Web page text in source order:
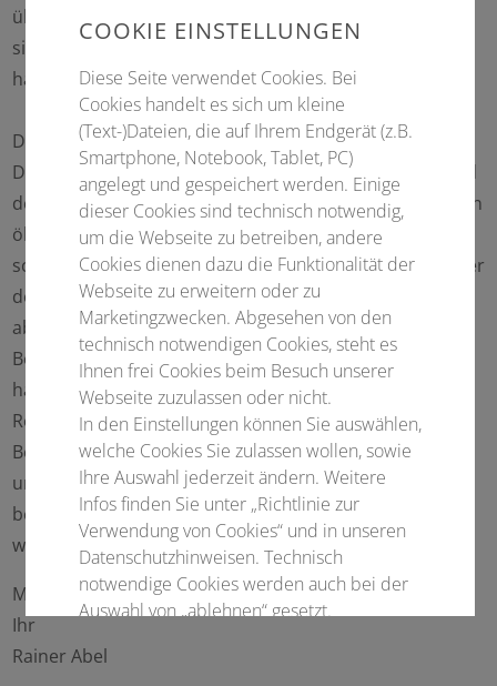
überprüfen, ob diese vielen Maßnahmen tatsächlich
sinnvoll sind oder waren, bzw. ob es sich um alte Zöpfe
handelt, die man besser abschneidet.
Dabei sollten wir aber genau hinsehen, ob es sich um
Dinge handelt, bei denen die Bedeutung nicht aufgrund
der medizinischen Sinnhaftigkeit, sondern aufgrund von
ökonomischen Zwängen, verlorenen Kenntnissen oder
schlicht mangelndem Interesse eingeschlafen sind. Über
den wissenschaftlichen Teil hinaus ist die Jahrestagung
aber auch ein Familientreffen aller der an der
Behandlung Querschnittgelähmter Interessierten. Wir
haben dem in unserer Vorbereitung selbstverständlich
Rechnung getragen und freuen uns auf die vielen
Begegnungen außerhalb der Vortragsveranstaltungen
und am Festabend. Dieser Festabend wird in einer
besonders schönen Location in Bayreuth stattfinden –
wir freuen uns sehr darauf.
Mit vielen Grüßen aus Bayreuth
Ihr
Rainer Abel
COOKIE EINSTELLUNGEN
Diese Seite verwendet Cookies. Bei
Cookies handelt es sich um kleine
(Text-)Dateien, die auf Ihrem Endgerät (z.B.
Smartphone, Notebook, Tablet, PC)
angelegt und gespeichert werden. Einige
dieser Cookies sind technisch notwendig,
um die Webseite zu betreiben, andere
Cookies dienen dazu die Funktionalität der
Webseite zu erweitern oder zu
Marketingzwecken. Abgesehen von den
technisch notwendigen Cookies, steht es
Ihnen frei Cookies beim Besuch unserer
Webseite zuzulassen oder nicht.
In den Einstellungen können Sie auswählen,
welche Cookies Sie zulassen wollen, sowie
Ihre Auswahl jederzeit ändern. Weitere
Infos finden Sie unter „Richtlinie zur
Verwendung von Cookies“ und in unseren
Datenschutzhinweisen. Technisch
notwendige Cookies werden auch bei der
Auswahl von „ablehnen“ gesetzt.